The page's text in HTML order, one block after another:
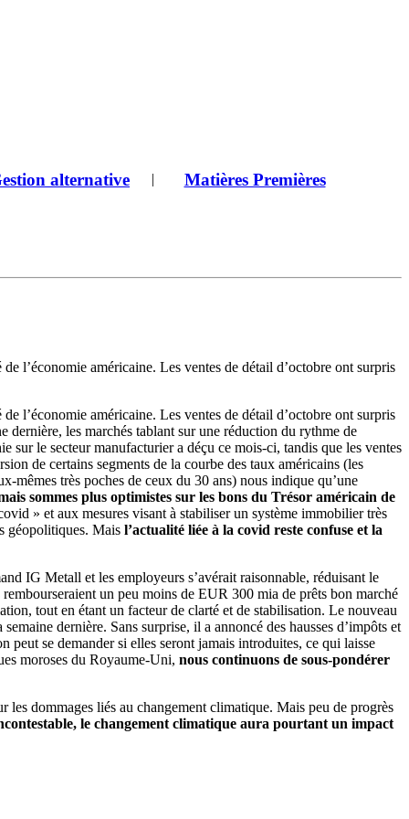
alternative | Matières Premières
l’économie américaine. Les ventes de détail d’octobre ont surpris
l’économie américaine. Les ventes de détail d’octobre ont surpris
dernière, les marchés tablant sur une réduction du rythme de
sur le secteur manufacturier a déçu ce mois-ci, tandis que les ventes
de certains segments de la courbe des taux américains (les
mêmes très poches de ceux du 30 ans) nous indique qu’une
sommes plus optimistes sur les bons du Trésor américain de
» et aux mesures visant à stabiliser un système immobilier très
géopolitiques. Mais l’actualité liée à la covid reste confuse et la
IG Metall et les employeurs s’avérait raisonnable, réduisant le
un peu moins de EUR 300 mia de prêts bon marché
tout en étant un facteur de clarté et de stabilisation. Le nouveau
dernière. Sans surprise, il a annoncé des hausses d’impôts et
peut se demander si elles seront jamais introduites, ce qui laisse
moroses du Royaume-Uni, nous continuons de sous-pondérer
les dommages liés au changement climatique. Mais peu de progrès
le changement climatique aura pourtant un impact